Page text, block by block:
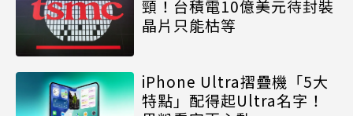
頸！台積電10億美元待封裝
晶片只能枯等
iPhone Ultra摺疊機「5大
特點」配得起Ultra名字！